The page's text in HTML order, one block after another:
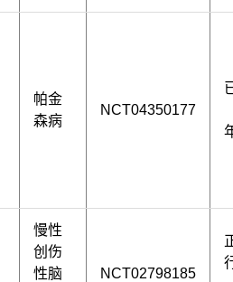
帕金
森病
NCT04350177
慢性
创伤
性脑
NCT02798185